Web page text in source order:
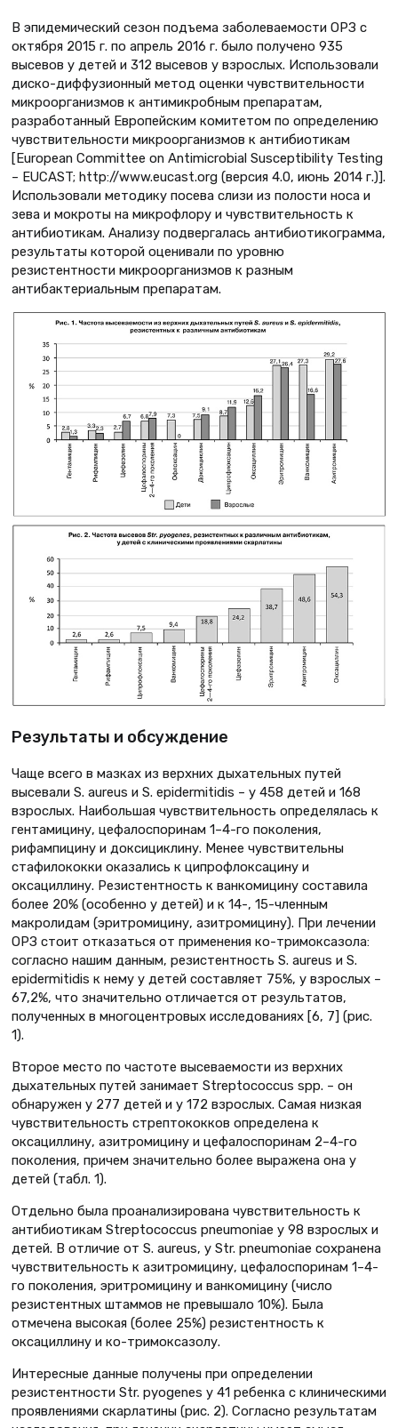
В эпидемический сезон подъема заболеваемости ОРЗ с
октября 2015 г. по апрель 2016 г. было получено 935
высевов у детей и 312 высевов у взрослых. Использовали
диско-диффузионный метод оценки чувствительности
микроорганизмов к антимикробным препаратам,
разработанный Европейским комитетом по определению
чувствительности микроорганизмов к антибиотикам
[European Committee on Antimicrobial Susceptibility Testing
– EUCAST; http://www.eucast.org (версия 4.0, июнь 2014 г.)].
Использовали методику посева слизи из полости носа и
зева и мокроты на микрофлору и чувствительность к
антибиотикам. Анализу подвергалась антибиотикограмма,
результаты которой оценивали по уровню
резистентности микроорганизмов к разным
антибактериальным препаратам.
Результаты и обсуждение
Чаще всего в мазках из верхних дыхательных путей
высевали S. aureus и S. epidermitidis – у 458 детей и 168
взрослых. Наибольшая чувствительность определялась к
гентамицину, цефалоспоринам 1–4-го поколения,
рифампицину и доксициклину. Менее чувствительны
стафилококки оказались к ципрофлоксацину и
оксациллину. Резистентность к ванкомицину составила
более 20% (особенно у детей) и к 14-, 15-членным
макролидам (эритромицину, азитромицину). При лечении
ОРЗ стоит отказаться от применения ко-тримоксазола:
согласно нашим данным, резистентность S. aureus и S.
epidermitidis к нему у детей составляет 75%, у взрослых –
67,2%, что значительно отличается от результатов,
полученных в многоцентровых исследованиях [6, 7] (рис.
1).
Второе место по частоте высеваемости из верхних
дыхательных путей занимает Streptococcus spp. – он
обнаружен у 277 детей и у 172 взрослых. Самая низкая
чувствительность стрептококков определена к
оксациллину, азитромицину и цефалоспоринам 2–4-го
поколения, причем значительно более выражена она у
детей (табл. 1).
Отдельно была проанализирована чувствительность к
антибиотикам Streptococcus pneumoniae у 98 взрослых и
детей. В отличие от S. aureus, у Str. pneumoniae сохранена
чувствительность к азитромицину, цефалоспоринам 1–4-
го поколения, эритромицину и ванкомицину (число
резистентных штаммов не превышало 10%). Была
отмечена высокая (более 25%) резистентность к
оксациллину и ко-тримоксазолу.
Интересные данные получены при определении
резистентности Str. pyogenes у 41 ребенка с клиническими
проявлениями скарлатины (рис. 2). Согласно результатам